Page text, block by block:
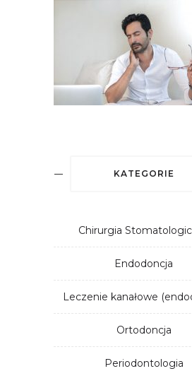
KATEGORIE
Chirurgia
Endodoncja
Leczenie kanałowe
Ortodoncja
Periodontologia